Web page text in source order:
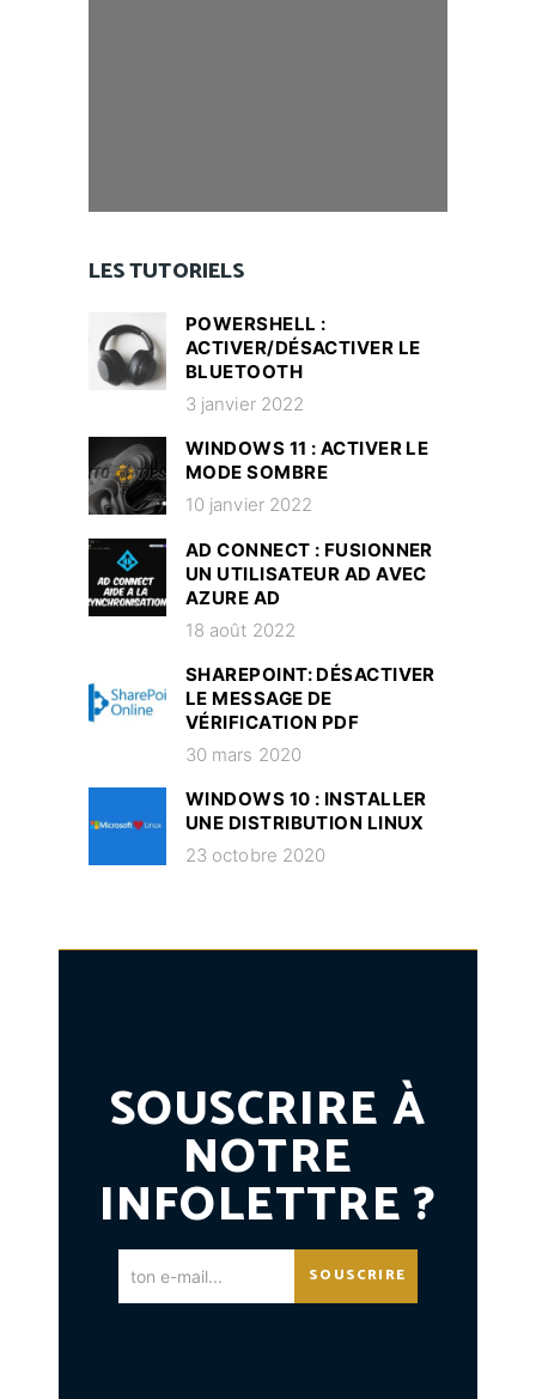
LES TUTORIELS
POWERSHELL :
ACTIVER/DÉSACTIVER LE
BLUETOOTH
3 janvier 2022
WINDOWS 11 : ACTIVER LE
MODE SOMBRE
10 janvier 2022
AD CONNECT : FUSIONNER
UN UTILISATEUR AD AVEC
AZURE AD
18 août 2022
SHAREPOINT: DÉSACTIVER
LE MESSAGE DE
VÉRIFICATION PDF
30 mars 2020
WINDOWS 10 : INSTALLER
UNE DISTRIBUTION LINUX
23 octobre 2020
SOUSCRIRE À
NOTRE
INFOLETTRE ?
SOUSCRIRE